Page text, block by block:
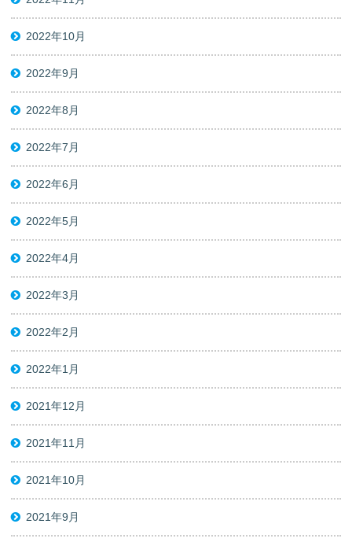
2022年10月
2022年9月
2022年8月
2022年7月
2022年6月
2022年5月
2022年4月
2022年3月
2022年2月
2022年1月
2021年12月
2021年11月
2021年10月
2021年9月